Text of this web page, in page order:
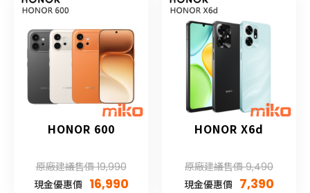
HONOR 600
原廠建議售價 19,990
現金優惠價 16,990
HONOR X6d
原廠建議售價 9,490
現金優惠價 7,390